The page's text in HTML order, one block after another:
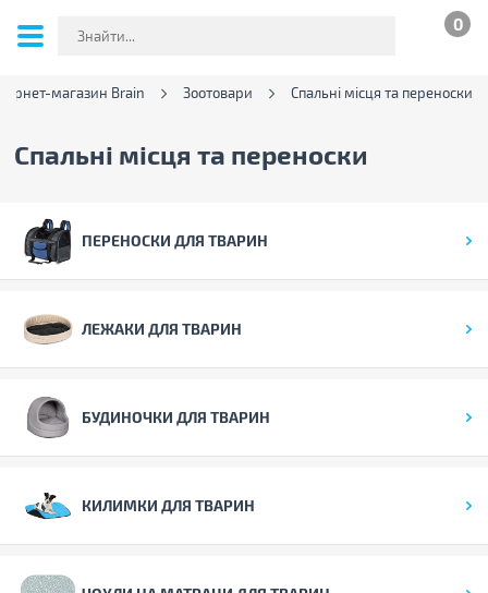
0
магазин Brain Зоотовари Спальні місця та переноски
Спальні місця та переноски
ПЕРЕНОСКИ ДЛЯ ТВАРИН
ЛЕЖАКИ ДЛЯ ТВАРИН
БУДИНОЧКИ ДЛЯ ТВАРИН
КИЛИМКИ ДЛЯ ТВАРИН